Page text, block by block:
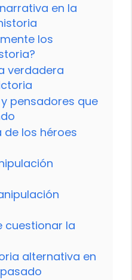
en la
los
verdadera
pensadores que
de los héroes
cuestionar la
alternativa en